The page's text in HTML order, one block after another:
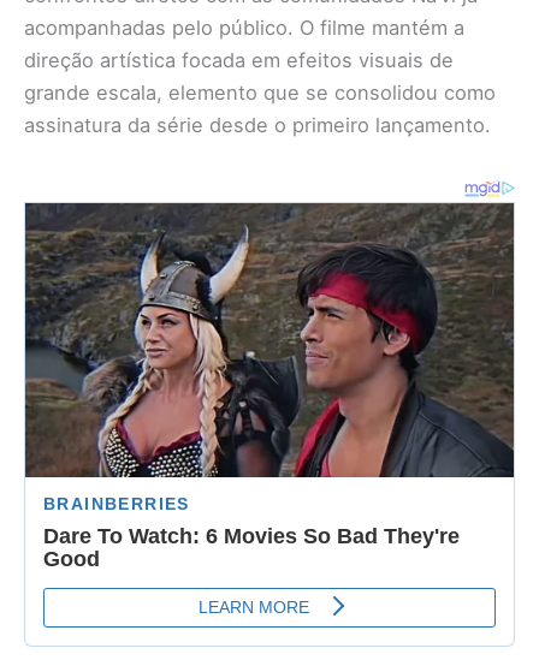
acompanhadas pelo público. O filme mantém a
direção artística focada em efeitos visuais de
grande escala, elemento que se consolidou como
assinatura da série desde o primeiro lançamento.